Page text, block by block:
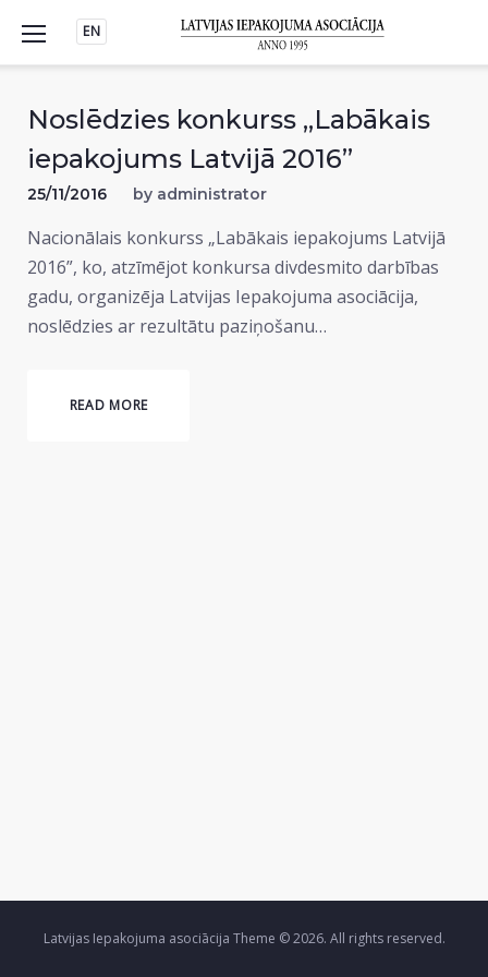
content
EN
Noslēdzies konkurss „Labākais
iepakojums Latvijā 2016”
25/11/2016 by administrator
Nacionālais konkurss „Labākais iepakojums Latvijā
2016”, ko, atzīmējot konkursa divdesmito darbības
gadu, organizēja Latvijas Iepakojuma asociācija,
noslēdzies ar rezultātu paziņošanu…
READ MORE
Latvijas Iepakojuma asociācija Theme © 2026. All rights reserved.